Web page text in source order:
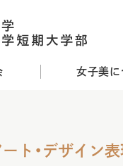
女子美に
ート・デザイン